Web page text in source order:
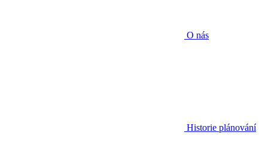
O nás
Historie plánování